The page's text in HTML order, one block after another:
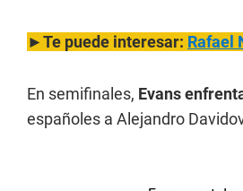
►Te puede interesar: Rafael
En semifinales, Evans
españoles a Alejandro